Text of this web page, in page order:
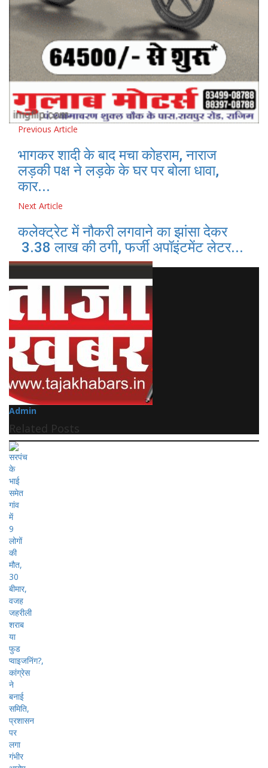
Previous Article
भागकर शादी के बाद मचा कोहराम, नाराज
लड़की पक्ष ने लड़के के घर पर बोला धावा,
कार...
Next Article
कलेक्ट्रेट में नौकरी लगवाने का झांसा देकर
3.38 लाख की ठगी, फर्जी अपॉइंटमेंट लेटर...
Admin
Related Posts